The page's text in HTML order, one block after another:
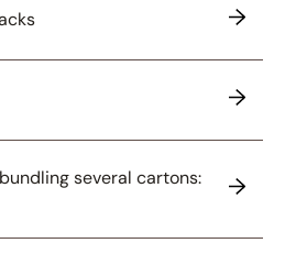
several cartons: